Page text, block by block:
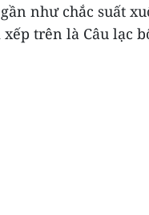
như chắc suất
trên là Câu lạc